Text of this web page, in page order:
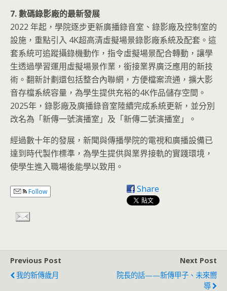
7. 數碼錄影廠的最新發展
2022 年起，學院逐步更新廣播錄音室、錄影廠及控制室的
設施，重點引入 4K超高清虛擬場景錄影廠系統及配套。這
套系統可追蹤攝錄機動作，指令虛擬場景配合轉動，讓學
生透過學習運用虛擬場景作業，銜接業界廣泛應用的新技
術。翻新計劃還包括整合內聯網，方便檔案流通，擴大影
音存檔系統容量，為學生提供充裕的4K作品儲存空間。
2025年，錄影廠及廣播錄音室陸續完成系統更新，並分別
改名為「新傳一號演播室」及「新傳二號演播室」。
經過數十年的發展，新聞與傳播學院的電視和廣播設備已
達到時代製作標準，為學生提供與業界接軌的實踐環境，
使學生進入職場後能學以致用。
Follow Share
Previous Post
我的新傳歲月
Next Post
院長的話——新傳甲子、未來嚮
導